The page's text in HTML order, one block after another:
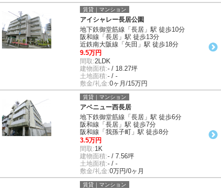
賃貸｜マンション
アイシャレー長居公園
地下鉄御堂筋線「長居」駅 徒歩10分
阪和線「長居」駅 徒歩13分
近鉄南大阪線「矢田」駅 徒歩18分
9.5万円
間取:2LDK
建物面積:- / 18.27坪
土地面積:- / -
敷金/礼金:0ヶ月/15万円
賃貸｜マンション
アベニュー西長居
地下鉄御堂筋線「長居」駅 徒歩6分
阪和線「長居」駅 徒歩7分
阪和線「我孫子町」駅 徒歩8分
3.5万円
間取:1K
建物面積:- / 7.56坪
土地面積:- / -
敷金/礼金:0万円/0ヶ月
賃貸｜マンション